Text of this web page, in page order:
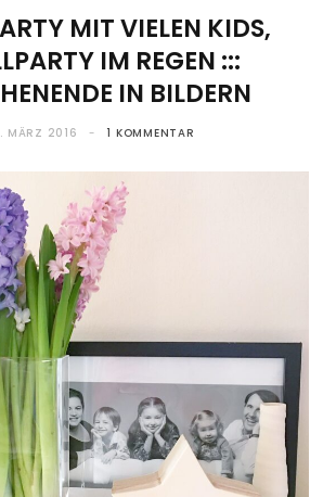
MIT VIELEN KIDS,
IM REGEN :::
IN BILDERN
MÄRZ 2016 1 KOMMENTAR